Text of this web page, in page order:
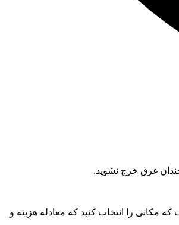
چندان غرق خرج نشوید.
مکانی را انتخاب کنید که معادله هزینه و